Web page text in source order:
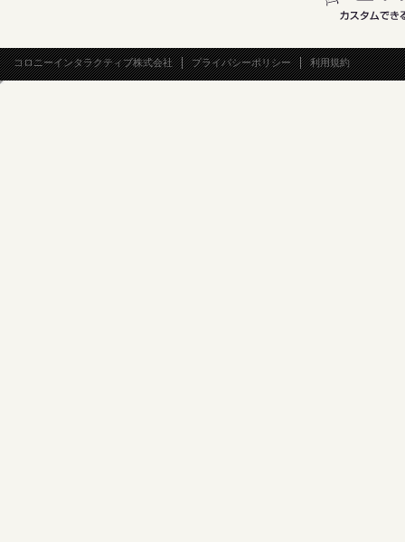
コロニーインタラクティブ株式会社 プライバシーポリシー 利用規約